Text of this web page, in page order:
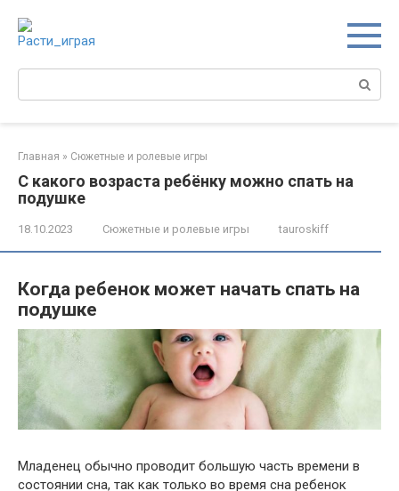
контенту
Поиск:
Главная » Сюжетные и ролевые игры
С какого возраста ребёнку можно спать на
подушке
18.10.2023 Сюжетные и ролевые игры tauroskiff
Когда ребенок может начать спать на
подушке
Младенец обычно проводит большую часть времени в
состоянии сна, так как только во время сна ребенок